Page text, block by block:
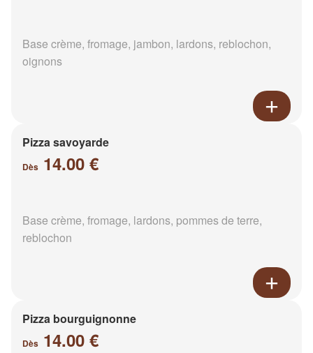
Base crème, fromage, jambon, lardons, reblochon,
oignons
Pizza savoyarde
Dès 14.00 €
Base crème, fromage, lardons, pommes de terre,
reblochon
Pizza bourguignonne
Dès 14.00 €